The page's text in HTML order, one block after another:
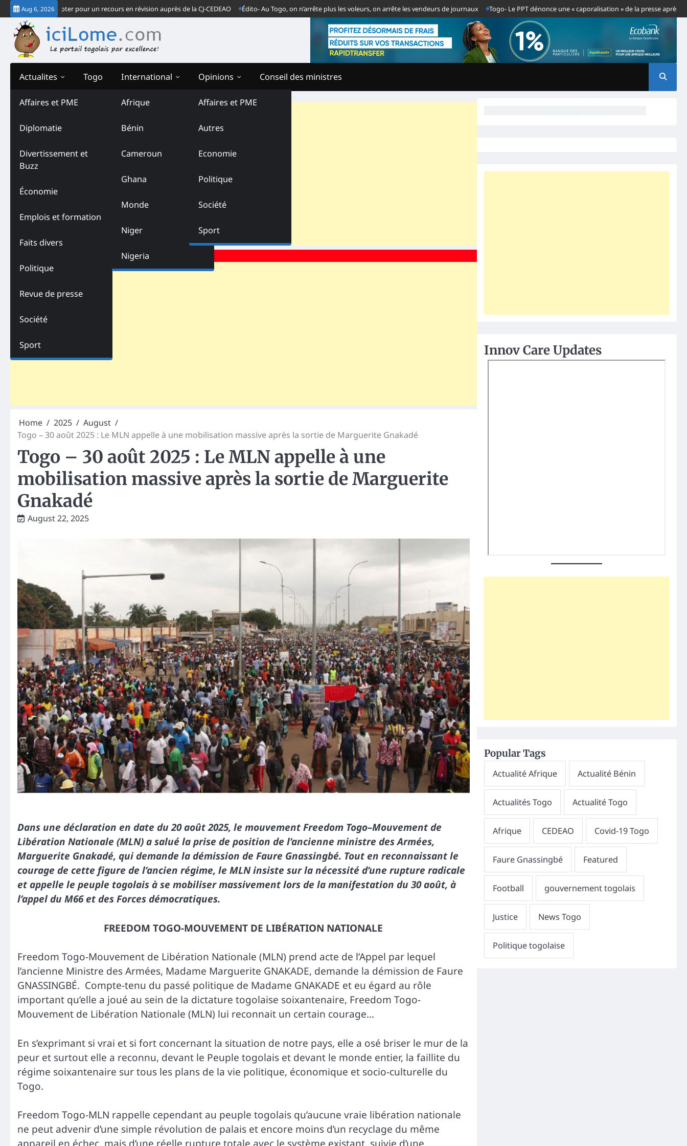
Skip
to
content
Aug 6, 2026
: opter pour un recours en révision auprès de la CJ-CEDEAO Édito- Au Togo, on n’arrête plus les voleurs, on arrête les vendeurs de journaux Togo- Le PPT dénonce une « caporalisation » de la presse après
Actualites
Affaires et PME
Diplomatie
Divertissement et
Buzz
Économie
Emplois et formation
Faits divers
Politique
Revue de presse
Société
Sport
Togo International
Afrique
Bénin
Cameroun
Ghana
Monde
Niger
Nigeria
Opinions
Affaires et PME
Autres
Economie
Politique
Société
Sport
Conseil des ministres
Home 2025
August
Togo – 30 août 2025 : Le MLN appelle à une mobilisation massive après la sortie de Marguerite Gnakadé
Togo – 30 août 2025 : Le MLN appelle à une
mobilisation massive après la sortie de Marguerite
Gnakadé
August 22, 2025
Dans une déclaration en date du 20 août 2025, le mouvement Freedom Togo–Mouvement de
Libération Nationale (MLN) a salué la prise de position de l’ancienne ministre des Armées,
Marguerite Gnakadé, qui demande la démission de Faure Gnassingbé. Tout en reconnaissant le
courage de cette figure de l’ancien régime, le MLN insiste sur la nécessité d’une rupture radicale
et appelle le peuple togolais à se mobiliser massivement lors de la manifestation du 30 août, à
l’appel du M66 et des Forces démocratiques.
FREEDOM TOGO-MOUVEMENT DE LIBÉRATION NATIONALE
Freedom Togo-Mouvement de Libération Nationale (MLN) prend acte de l’Appel par lequel
l’ancienne Ministre des Armées, Madame Marguerite GNAKADE, demande la démission de Faure
GNASSINGBÉ. Compte-tenu du passé politique de Madame GNAKADE et eu égard au rôle
important qu’elle a joué au sein de la dictature togolaise soixantenaire, Freedom Togo-
Mouvement de Libération Nationale (MLN) lui reconnait un certain courage…
En s’exprimant si vrai et si fort concernant la situation de notre pays, elle a osé briser le mur de la
peur et surtout elle a reconnu, devant le Peuple togolais et devant le monde entier, la faillite du
régime soixantenaire sur tous les plans de la vie politique, économique et socio-culturelle du
Togo.
Freedom Togo-MLN rappelle cependant au peuple togolais qu’aucune vraie libération nationale
ne peut advenir d’une simple révolution de palais et encore moins d’un recyclage du même
Innov Care Updates
Popular Tags